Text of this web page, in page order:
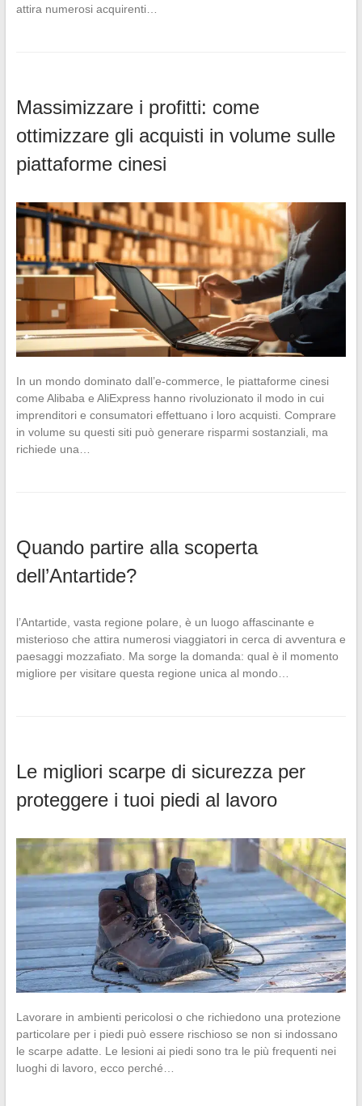
attira numerosi acquirenti…
Massimizzare i profitti: come
ottimizzare gli acquisti in volume sulle
piattaforme cinesi
In un mondo dominato dall’e-commerce, le piattaforme cinesi
come Alibaba e AliExpress hanno rivoluzionato il modo in cui
imprenditori e consumatori effettuano i loro acquisti. Comprare
in volume su questi siti può generare risparmi sostanziali, ma
richiede una…
Quando partire alla scoperta
dell’Antartide?
l’Antartide, vasta regione polare, è un luogo affascinante e
misterioso che attira numerosi viaggiatori in cerca di avventura e
paesaggi mozzafiato. Ma sorge la domanda: qual è il momento
migliore per visitare questa regione unica al mondo…
Le migliori scarpe di sicurezza per
proteggere i tuoi piedi al lavoro
Lavorare in ambienti pericolosi o che richiedono una protezione
particolare per i piedi può essere rischioso se non si indossano
le scarpe adatte. Le lesioni ai piedi sono tra le più frequenti nei
luoghi di lavoro, ecco perché…